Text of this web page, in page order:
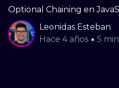
Optional Chaining en
Leonidas Esteban
Hace 4 años 5